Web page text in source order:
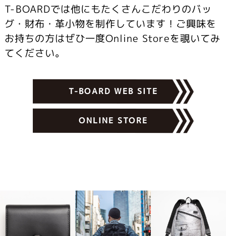
T-BOARDでは他にもたくさんこだわりのバッ
グ・財布・革小物を制作しています！ご興味を
お持ちの方はぜひ一度Online Storeを覗いてみ
てください。
T-BOARD WEB SITE
ONLINE STORE